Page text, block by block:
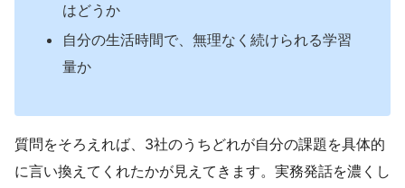
はどうか
自分の生活時間で、無理なく続けられる学習
量か
質問をそろえれば、3社のうちどれが自分の課題を具体的
に言い換えてくれたかが見えてきます。実務発話を濃くし